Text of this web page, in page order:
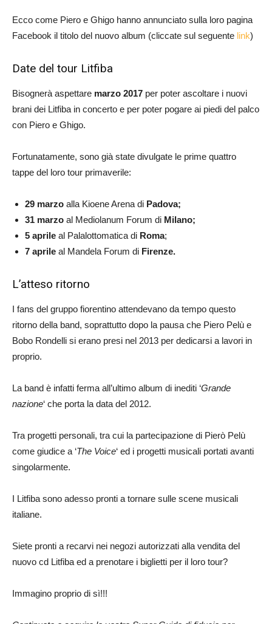
Ecco come Piero e Ghigo hanno annunciato sulla loro pagina
Facebook il titolo del nuovo album (cliccate sul seguente link)
Date del tour Litfiba
Bisognerà aspettare marzo 2017 per poter ascoltare i nuovi
brani dei Litfiba in concerto e per poter pogare ai piedi del palco
con Piero e Ghigo.
Fortunatamente, sono già state divulgate le prime quattro
tappe del loro tour primaverile:
29 marzo alla Kioene Arena di Padova;
31 marzo al Mediolanum Forum di Milano;
5 aprile al Palalottomatica di Roma;
7 aprile al Mandela Forum di Firenze.
L’atteso ritorno
I fans del gruppo fiorentino attendevano da tempo questo
ritorno della band, soprattutto dopo la pausa che Piero Pelù e
Bobo Rondelli si erano presi nel 2013 per dedicarsi a lavori in
proprio.
La band è infatti ferma all’ultimo album di inediti ‘Grande
nazione‘ che porta la data del 2012.
Tra progetti personali, tra cui la partecipazione di Pierò Pelù
come giudice a ‘The Voice‘ ed i progetti musicali portati avanti
singolarmente.
I Litfiba sono adesso pronti a tornare sulle scene musicali
italiane.
Siete pronti a recarvi nei negozi autorizzati alla vendita del
nuovo cd Litfiba ed a prenotare i biglietti per il loro tour?
Immagino proprio di sì!!!